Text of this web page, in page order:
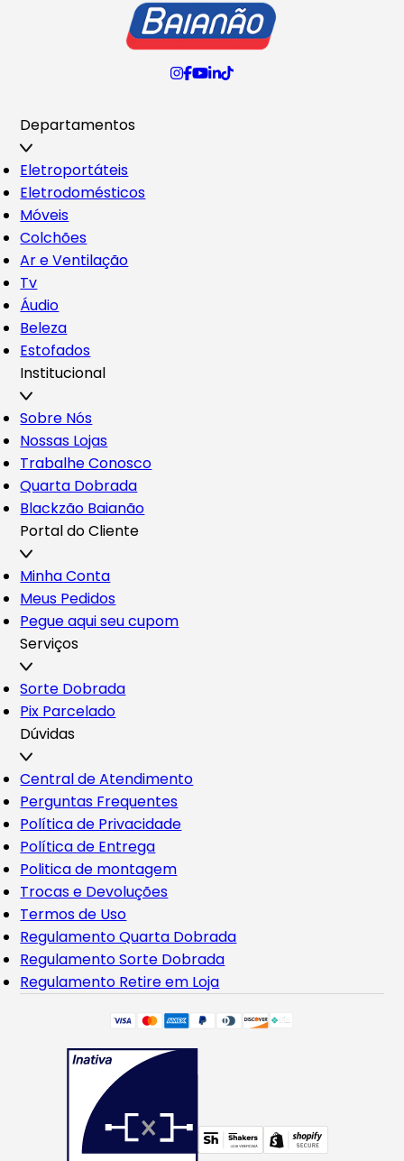
Departamentos
Eletroportáteis
Eletrodomésticos
Móveis
Colchões
Ar e Ventilação
Tv
Áudio
Beleza
Estofados
Institucional
Sobre Nós
Nossas Lojas
Trabalhe Conosco
Quarta Dobrada
Blackzão Baianão
Portal do Cliente
Minha Conta
Meus Pedidos
Pegue aqui seu cupom
Serviços
Sorte Dobrada
Pix Parcelado
Dúvidas
Central de Atendimento
Perguntas Frequentes
Política de Privacidade
Política de Entrega
Politica de montagem
Trocas e Devoluções
Termos de Uso
Regulamento Quarta Dobrada
Regulamento Sorte Dobrada
Regulamento Retire em Loja